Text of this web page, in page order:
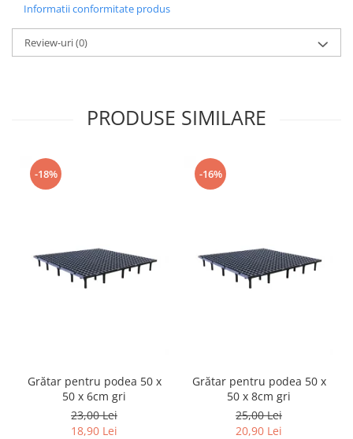
Informatii conformitate produs
Review-uri(0)
PRODUSE SIMILARE
-18%
Grătar pentru podea 50 x
50 x 6cm gri
23,00 Lei
18,90 Lei
-16%
Grătar pentru podea 50 x
50 x 8cm gri
25,00 Lei
20,90 Lei